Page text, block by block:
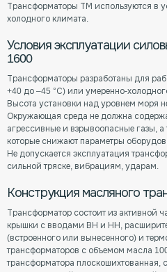
Трансформаторы ТМ используются в
холодного климата.
Условия эксплуатации
1600
Трансформаторы разработаны для
+40 до –45 °С) или умеренно-
Высота установки над уровнем моря
Окружающая среда не должна
агрессивные и взрывоопасные газы,
которые снижают параметры
Не допускается эксплуатация
сильной тряске, вибрациям, ударам.
Конструкция масляного
Трансформатор состоит из активной
крышки с вводами ВН и НН,
(встроенного или вынесенного) и
трансформаторов с объемом масла
трансформатора плоскошихтованная,